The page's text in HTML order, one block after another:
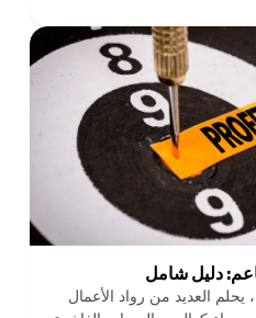
دليل شامل
العديد من رواد الأعمال